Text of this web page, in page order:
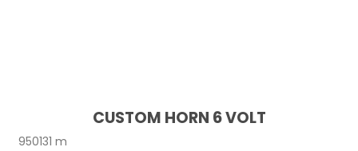
CUSTOM HORN 6 VOLT
950131 m